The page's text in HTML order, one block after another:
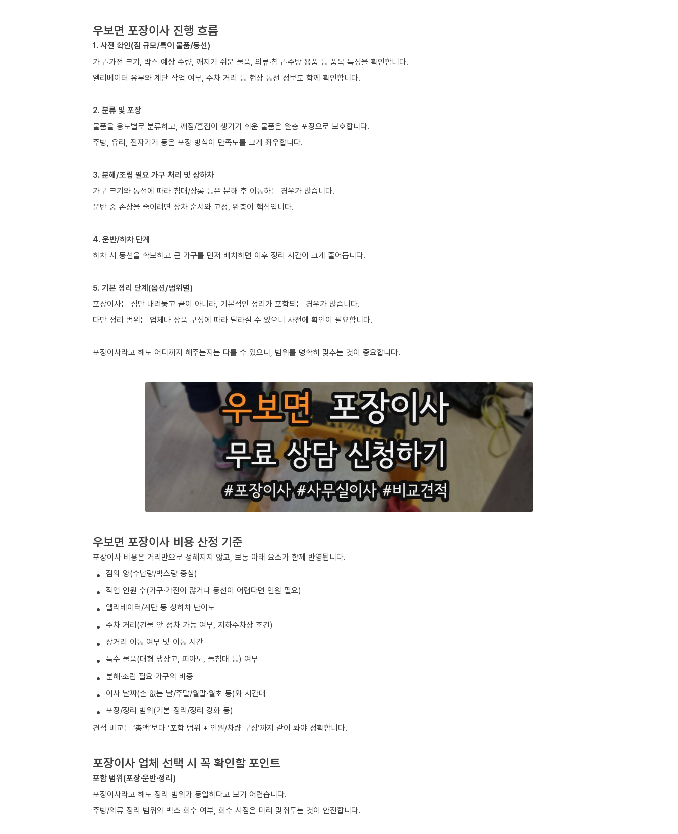
우보면 포장이사 진행 흐름
1. 사전 확인(짐 규모/특이 물품/동선)
가구·가전 크기, 박스 예상 수량, 깨지기 쉬운 물품, 의류·침구·주방 용품 등 품목 특성을 확인합니다.
엘리베이터 유무와 계단 작업 여부, 주차 거리 등 현장 동선 정보도 함께 확인합니다.
2. 분류 및 포장
물품을 용도별로 분류하고, 깨짐/흠집이 생기기 쉬운 물품은 완충 포장으로 보호합니다.
주방, 유리, 전자기기 등은 포장 방식이 만족도를 크게 좌우합니다.
3. 분해/조립 필요 가구 처리 및 상하차
가구 크기와 동선에 따라 침대/장롱 등은 분해 후 이동하는 경우가 많습니다.
운반 중 손상을 줄이려면 상차 순서와 고정, 완충이 핵심입니다.
4. 운반/하차 단계
하차 시 동선을 확보하고 큰 가구를 먼저 배치하면 이후 정리 시간이 크게 줄어듭니다.
5. 기본 정리 단계(옵션/범위별)
포장이사는 짐만 내려놓고 끝이 아니라, 기본적인 정리가 포함되는 경우가 많습니다.
다만 정리 범위는 업체나 상품 구성에 따라 달라질 수 있으니 사전에 확인이 필요합니다.
포장이사라고 해도 어디까지 해주는지는 다를 수 있으니, 범위를 명확히 맞추는 것이 중요합니다.
우보면 포장이사 비용 산정 기준
포장이사 비용은 거리만으로 정해지지 않고, 보통 아래 요소가 함께 반영됩니다.
짐의 양(수납량/박스량 중심)
작업 인원 수(가구·가전이 많거나 동선이 어렵다면 인원 필요)
엘리베이터/계단 등 상하차 난이도
주차 거리(건물 앞 정차 가능 여부, 지하주차장 조건)
장거리 이동 여부 및 이동 시간
특수 물품(대형 냉장고, 피아노, 돌침대 등) 여부
분해·조립 필요 가구의 비중
이사 날짜(손 없는 날/주말/월말·월초 등)와 시간대
포장/정리 범위(기본 정리/정리 강화 등)
견적 비교는 ‘총액’보다 ‘포함 범위 + 인원/차량 구성’까지 같이 봐야 정확합니다.
포장이사 업체 선택 시 꼭 확인할 포인트
포함 범위(포장·운반·정리)
포장이사라고 해도 정리 범위가 동일하다고 보기 어렵습니다.
주방/의류 정리 범위와 박스 회수 여부, 회수 시점은 미리 맞춰두는 것이 안전합니다.